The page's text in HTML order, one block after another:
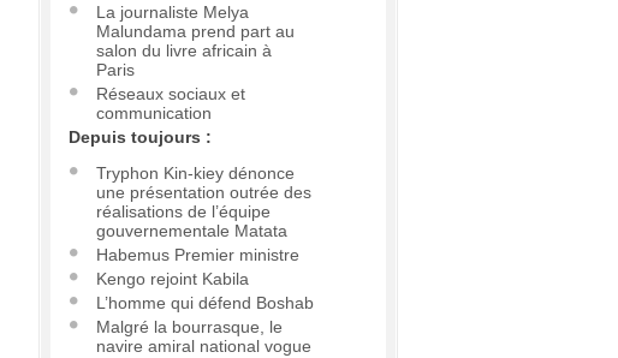
La journaliste Melya
Malundama prend part au
salon du livre africain à
Paris
Réseaux sociaux et
communication
Depuis toujours :
Tryphon Kin-kiey dénonce
une présentation outrée des
réalisations de l’équipe
gouvernementale Matata
Habemus Premier ministre
Kengo rejoint Kabila
L’homme qui défend Boshab
Malgré la bourrasque, le
navire amiral national vogue